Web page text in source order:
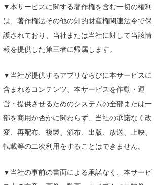
▼本サービスに関する著作権を含む一切の権利
は、著作権法その他の知的財産権関連法令で保
護されており、当社または当社に対して当該情
報を提供した第三者に帰属します。
▼当社が提供するアプリならびに本サービスに
含まれるコンテンツ、本サービスを作動・運
営・提供させるためのシステムの全部または一
部を商用か否かに関わらず、当社の承諾なく改
変、再配布、複製、頒布、出版、放送、上映、
転載等の二次利用をすることはできません。
▼当社の事前の書面による承諾なく、本サービ